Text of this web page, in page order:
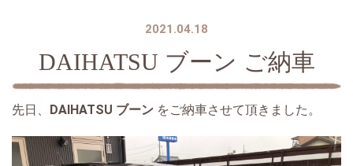
2021.04.18
DAIHATSU ブーン ご納車
先日、 DAIHATSU ブーン をご納車させて頂きました。